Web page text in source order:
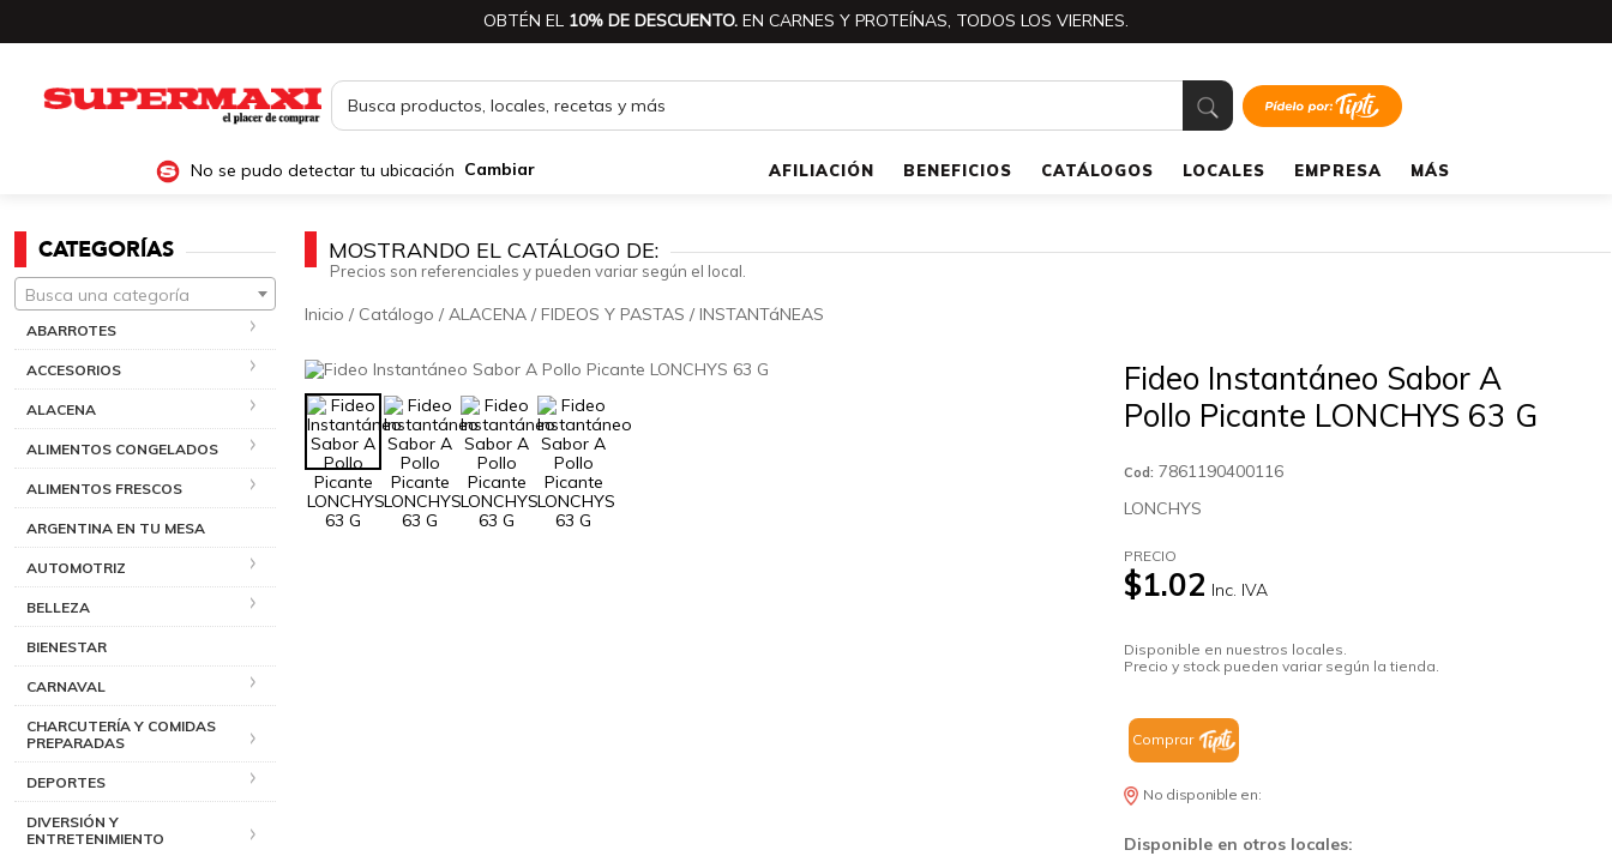
OBTÉN EL 10% DE DESCUENTO. EN CARNES Y PROTEÍNAS, TODOS LOS VIERNES.
No se pudo detectar tu ubicación Cambiar AFILIACIÓN BENEFICIOS CATÁLOGOS LOCALES EMPRESA MÁS
CATEGORÍAS
Busca una categoría
ABARROTES
ACCESORIOS
ALACENA
ALIMENTOS CONGELADOS
ALIMENTOS FRESCOS
ARGENTINA EN TU MESA
AUTOMOTRIZ
BELLEZA
BIENESTAR
CARNAVAL
CHARCUTERÍA Y COMIDAS
PREPARADAS
DEPORTES
DIVERSIÓN Y
ENTRETENIMIENTO
MOSTRANDO EL CATÁLOGO DE:
Precios son referenciales y pueden variar según el local.
Inicio / Catálogo /ALACENA / FIDEOS Y PASTAS / INSTANTáNEAS
Fideo Instantáneo Sabor A
Pollo Picante LONCHYS 63 G
Cod: 7861190400116
LONCHYS
PRECIO
$1.02 Inc. IVA
Disponible en nuestros locales.
Precio y stock pueden variar según la tienda.
Comprar
No disponible en:
Disponible en otros locales: